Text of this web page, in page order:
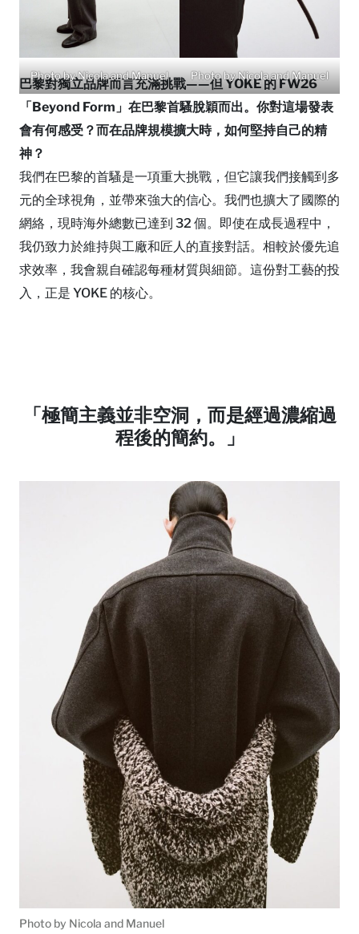
Photo by Nicola and Manuel Photo by Nicola and Manuel
巴黎對獨立品牌而言充滿挑戰——但 YOKE 的 FW26
「Beyond Form」在巴黎首騷脫穎而出。你對這場發表
會有何感受？而在品牌規模擴大時，如何堅持自己的精
神？
我們在巴黎的首騷是一項重大挑戰，但它讓我們接觸到多
元的全球視角，並帶來強大的信心。我們也擴大了國際的
網絡，現時海外總數已達到 32 個。即使在成長過程中，
我仍致力於維持與工廠和匠人的直接對話。相較於優先追
求效率，我會親自確認每種材質與細節。這份對工藝的投
入，正是 YOKE 的核心。
「極簡主義並非空洞，而是經過濃縮過
程後的簡約。」
Photo by Nicola and Manuel